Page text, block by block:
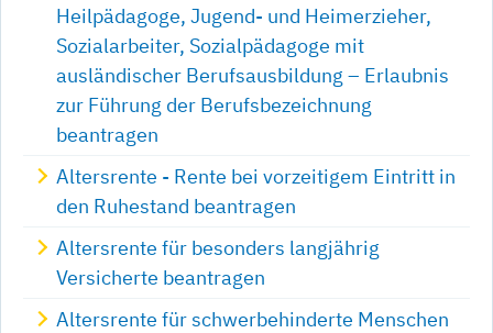
Heilpädagoge, Jugend- und Heimerzieher,
Sozialarbeiter, Sozialpädagoge mit
ausländischer Berufsausbildung – Erlaubnis
zur Führung der Berufsbezeichnung
beantragen
Altersrente - Rente bei vorzeitigem Eintritt in
den Ruhestand beantragen
Altersrente für besonders langjährig
Versicherte beantragen
Altersrente für schwerbehinderte Menschen